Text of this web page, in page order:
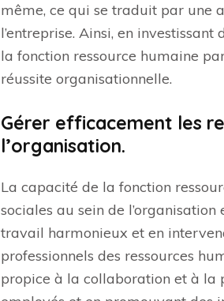
même, ce qui se traduit par une
l’entreprise. Ainsi, en
la fonction ressource humaine
réussite organisationnelle.
Gérer efficacement les
l’organisation.
La capacité de la fonction
sociales au sein de
travail harmonieux et en
professionnels des ressources
propice à la collaboration et à la